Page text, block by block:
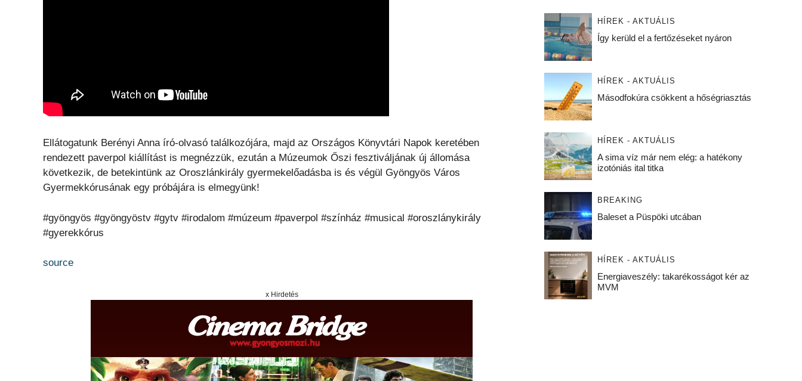
Ellátogatunk Berényi Anna író-olvasó találkozójára, majd az Országos Könyvtári Napok keretében
rendezett paverpol kiállítást is megnézzük, ezután a Múzeumok Őszi fesztiváljának új állomása
következik, de betekintünk az Oroszlánkirály gyermekelőadásba is és végül Gyöngyös Város
Gyermekkórusának egy próbájára is elmegyünk!
#gyöngyös #gyöngyöstv #gytv #irodalom #múzeum #paverpol #színház #musical #oroszlánykirály
#gyerekkórus
source
x Hirdetés
HÍREK - AKTUÁLIS
Így kerüld el a fertőzéseket nyáron
HÍREK - AKTUÁLIS
Másodfokúra csökkent a hőségriasztás
HÍREK - AKTUÁLIS
A sima víz már nem elég: a hatékony
izotóniás ital titka
BREAKING
Baleset a Püspöki utcában
HÍREK - AKTUÁLIS
Energiaveszély: takarékosságot kér az
MVM